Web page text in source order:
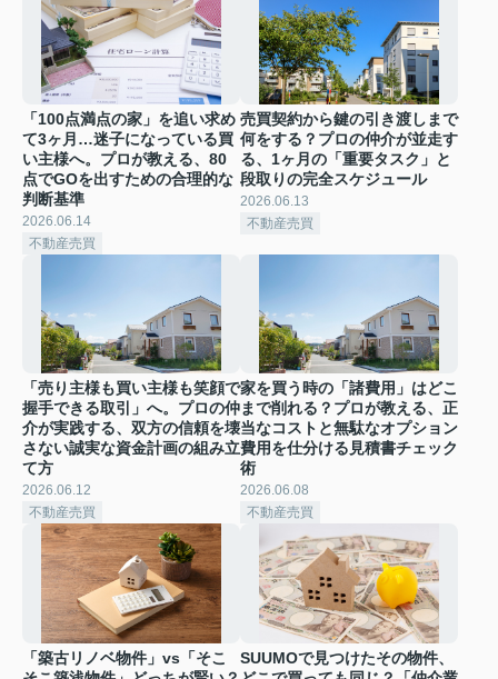
「100点満点の家」を追い求め
て3ヶ月…迷子になっている買
い主様へ。プロが教える、80
点でGOを出すための合理的な
判断基準
2026.06.14
不動産売買
売買契約から鍵の引き渡しまで
何をする？プロの仲介が並走す
る、1ヶ月の「重要タスク」と
段取りの完全スケジュール
2026.06.13
不動産売買
「売り主様も買い主様も笑顔で
握手できる取引」へ。プロの仲
介が実践する、双方の信頼を壊
さない誠実な資金計画の組み立
て方
2026.06.12
不動産売買
家を買う時の「諸費用」はどこ
まで削れる？プロが教える、正
当なコストと無駄なオプション
費用を仕分ける見積書チェック
術
2026.06.08
不動産売買
「築古リノベ物件」vs「そこ
SUUMOで見つけたその物件、